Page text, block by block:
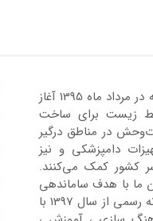
نذرطبیعت عنوان پویشی است که در مرداد ماه 1395 آغاز
زیست برای ساخت
در مناطق درگیر
دامپزشکی و نیز
کشور کمک می‌کنند.
ما با هدف ساماندهی
و ترویج این امر پسندیده با پروانه رسمی از سال 1397 با